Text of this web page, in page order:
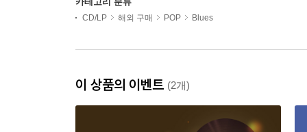
CD/LP 해외 구매 POP Blues
이 상품의 이벤트 (2개)